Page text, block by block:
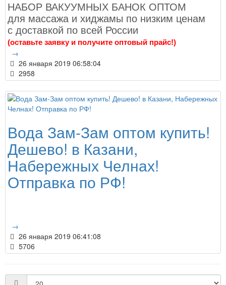
НАБОР ВАКУУМНЫХ БАНОК ОПТОМ
для массажа и хиджамы по низким ценам
с доставкой по всей России
(оставьте заявку и получите оптовый прайс!)
→
26 января 2019 06:58:04
2958
Вода Зам-Зам оптом купить!
Дешево! в Казани,
Набережных Челнах!
Отправка по РФ!
→
26 января 2019 06:41:08
5706